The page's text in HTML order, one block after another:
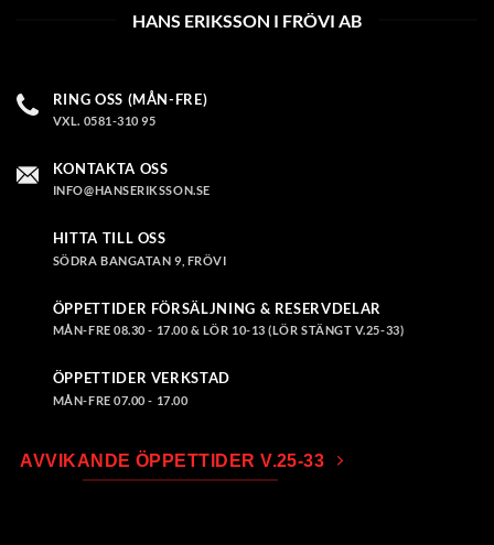
HANS ERIKSSON I FRÖVI AB
RING OSS (MÅN-FRE)
VXL. 0581-310 95
KONTAKTA OSS
INFO@HANSERIKSSON.SE
HITTA TILL OSS
SÖDRA BANGATAN 9, FRÖVI
ÖPPETTIDER FÖRSÄLJNING & RESERVDELAR
MÅN-FRE 08.30 - 17.00 & LÖR 10-13 (LÖR STÄNGT V.25-33)
ÖPPETTIDER VERKSTAD
MÅN-FRE 07.00 - 17.00
AVVIKANDE ÖPPETTIDER V.25-33